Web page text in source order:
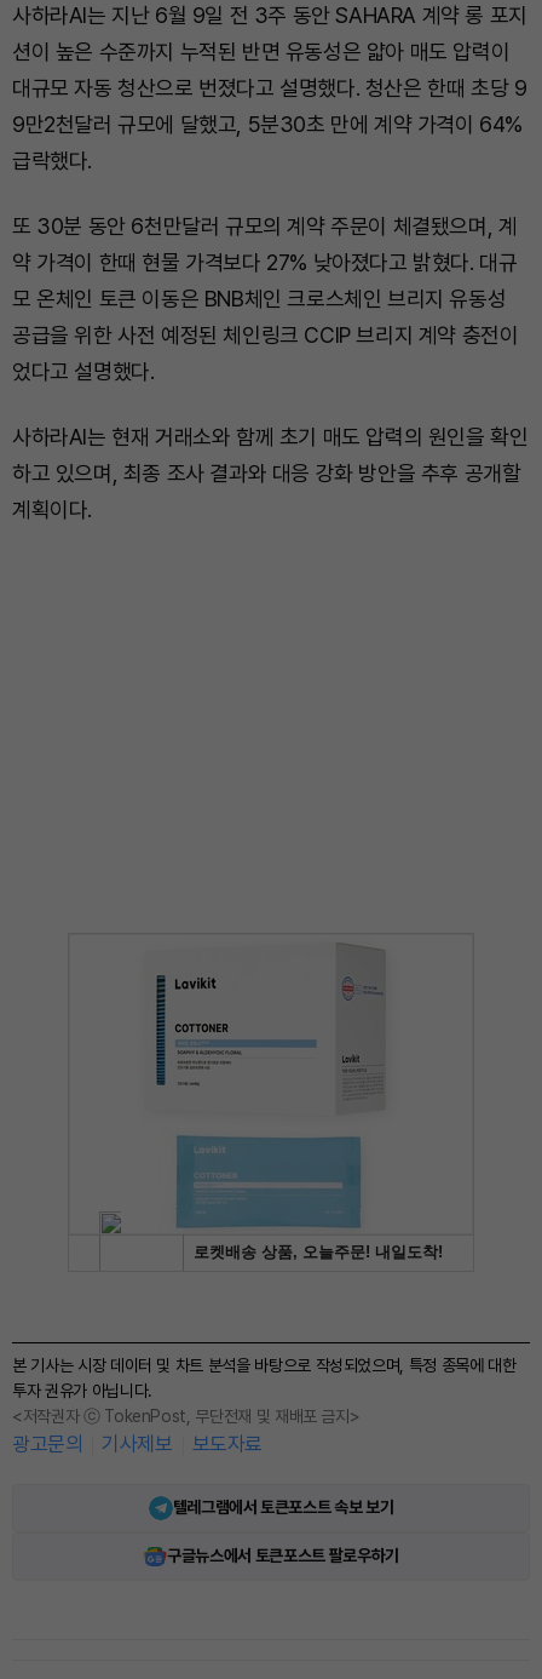
사하라AI는 지난 6월 9일 전 3주 동안 SAHARA 계약 롱 포지
션이 높은 수준까지 누적된 반면 유동성은 얇아 매도 압력이
대규모 자동 청산으로 번졌다고 설명했다. 청산은 한때 초당 9
9만2천달러 규모에 달했고, 5분30초 만에 계약 가격이 64%
급락했다.
또 30분 동안 6천만달러 규모의 계약 주문이 체결됐으며, 계
약 가격이 한때 현물 가격보다 27% 낮아졌다고 밝혔다. 대규
모 온체인 토큰 이동은 BNB체인 크로스체인 브리지 유동성
공급을 위한 사전 예정된 체인링크 CCIP 브리지 계약 충전이
었다고 설명했다.
사하라AI는 현재 거래소와 함께 초기 매도 압력의 원인을 확인
하고 있으며, 최종 조사 결과와 대응 강화 방안을 추후 공개할
계획이다.
본 기사는 시장 데이터 및 차트 분석을 바탕으로 작성되었으며, 특정 종목에 대한
투자 권유가 아닙니다.
<저작권자 ⓒ TokenPost, 무단전재 및 재배포 금지>
광고문의 기사제보 보도자료
텔레그램에서 토큰포스트 속보 보기
구글뉴스에서 토큰포스트 팔로우하기